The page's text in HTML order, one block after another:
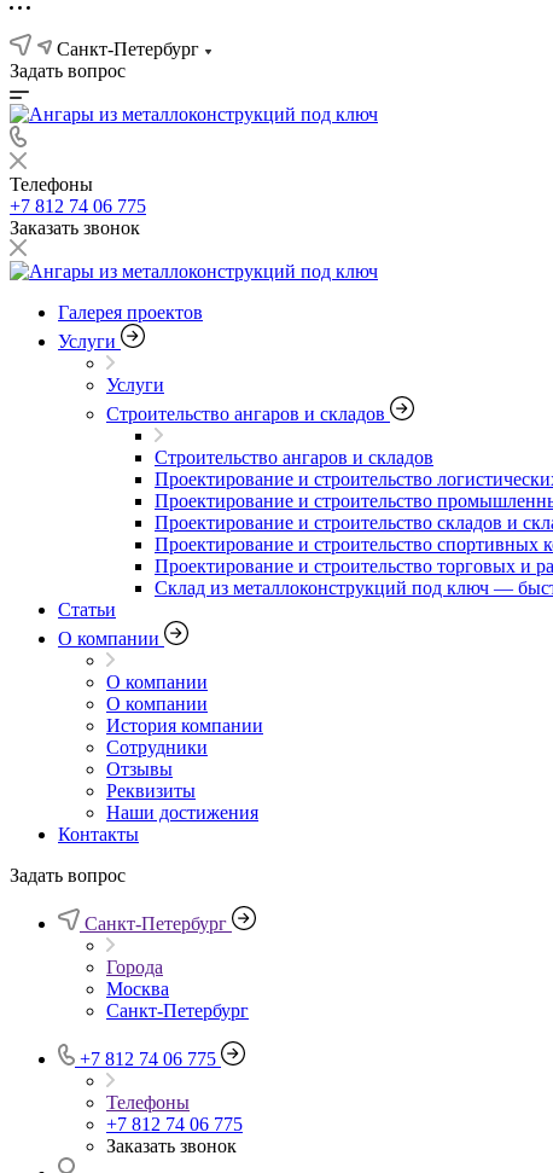
Санкт-Петербург
Задать вопрос
Телефоны
+7 812 74 06 775
Заказать звонок
Галерея проектов
Услуги
Услуги
Строительство ангаров и складов
Строительство ангаров и складов
Проектирование и строительство
Проектирование и строительство
Проектирование и строительство складов и
Проектирование и строительство спортивных
Проектирование и строительство торговых и
Склад из металлоконструкций под ключ —
Статьи
О компании
О компании
О компании
История компании
Сотрудники
Отзывы
Реквизиты
Наши достижения
Контакты
Задать вопрос
Санкт-Петербург
Города
Москва
Санкт-Петербург
+7 812 74 06 775
Телефоны
+7 812 74 06 775
Заказать звонок